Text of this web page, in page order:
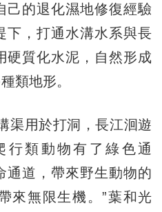
己的退化濕地修復經驗
，打通水溝水系與長
硬質化水泥，自然形成
類地形。
用於打洞，長江洄遊
行類動物有了綠色通
道，帶來野生動物的
來無限生機。”葉和光